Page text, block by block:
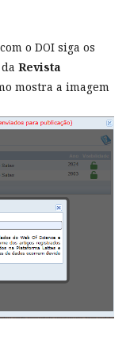
o DOI siga os
Revista
mostra a imagem